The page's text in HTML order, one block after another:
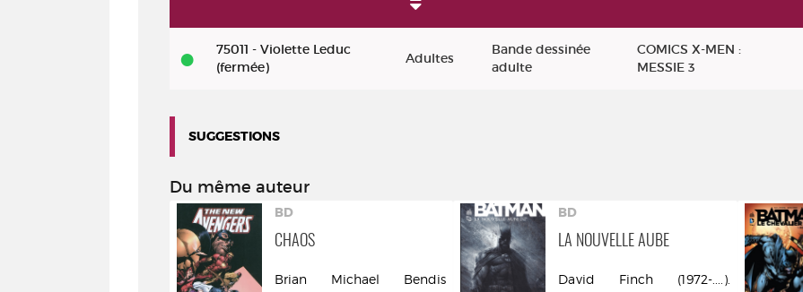
Men
le
retour
75011 - Violette Leduc
(fermée)
Adultes
Bande dessinée
adulte
COMICS X-MEN :
MESSIE 3
SUGGESTIONS
Du même auteur
BD
CHAOS
Brian Michael Bendis
BD
LA NOUVELLE AUBE
David Finch (1972-....).